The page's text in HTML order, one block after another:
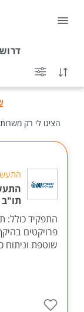
הציגו לי רק
תו"ב
התפקיד כולל:
פרויקטים
שוטפת וניתוח